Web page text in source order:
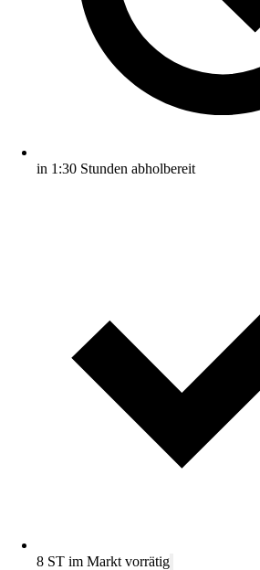
in 1:30 Stunden abholbereit
8 ST im Markt vorrätig